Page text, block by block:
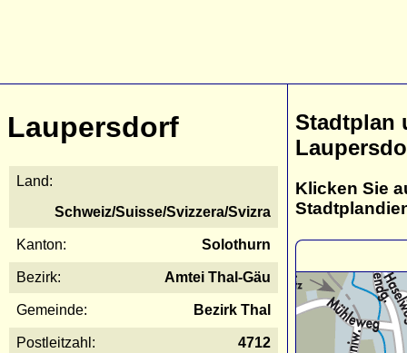
Laupersdorf
Land:
Schweiz/Suisse/Svizzera/Svizra
Kanton: Solothurn
Bezirk: Amtei Thal-Gäu
Gemeinde: Bezirk Thal
Postleitzahl: 4712
Stadtplan
Klicken Sie